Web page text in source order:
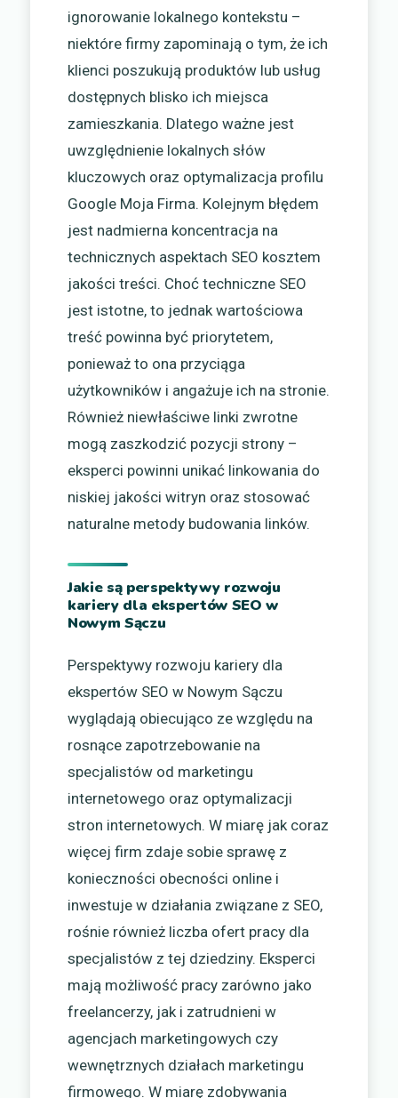
ignorowanie lokalnego kontekstu –
niektóre firmy zapominają o tym, że ich
klienci poszukują produktów lub usług
dostępnych blisko ich miejsca
zamieszkania. Dlatego ważne jest
uwzględnienie lokalnych słów
kluczowych oraz optymalizacja profilu
Google Moja Firma. Kolejnym błędem
jest nadmierna koncentracja na
technicznych aspektach SEO kosztem
jakości treści. Choć techniczne SEO
jest istotne, to jednak wartościowa
treść powinna być priorytetem,
ponieważ to ona przyciąga
użytkowników i angażuje ich na stronie.
Również niewłaściwe linki zwrotne
mogą zaszkodzić pozycji strony –
eksperci powinni unikać linkowania do
niskiej jakości witryn oraz stosować
naturalne metody budowania linków.
Jakie są perspektywy rozwoju
kariery dla ekspertów SEO w
Nowym Sączu
Perspektywy rozwoju kariery dla
ekspertów SEO w Nowym Sączu
wyglądają obiecująco ze względu na
rosnące zapotrzebowanie na
specjalistów od marketingu
internetowego oraz optymalizacji
stron internetowych. W miarę jak coraz
więcej firm zdaje sobie sprawę z
konieczności obecności online i
inwestuje w działania związane z SEO,
rośnie również liczba ofert pracy dla
specjalistów z tej dziedziny. Eksperci
mają możliwość pracy zarówno jako
freelancerzy, jak i zatrudnieni w
agencjach marketingowych czy
wewnętrznych działach marketingu
firmowego. W miarę zdobywania